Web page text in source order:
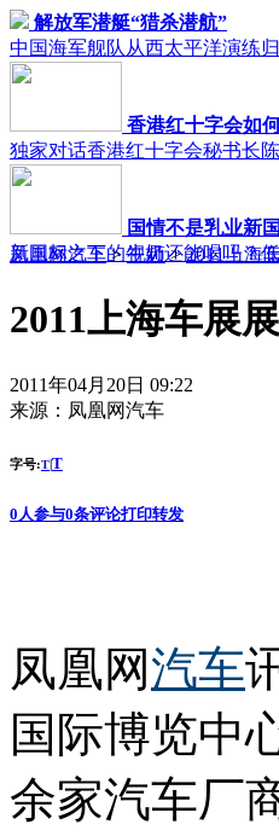
解放军潜艇“猎杀潜航”
中国海军舰队从西太平洋演练
香港红十字会如
独家对话香港红十字会秘书长
国情不是乳业新
新国标之下的牛奶还能喝吗？
凤凰网汽车>视频>2011上海
2011上海车展
2011年04月20日 09:22
来源： 凤凰网汽车
字号:T|T
0 人参与0条评论打印转发
凤凰网汽车
国际博览中
余家汽车厂